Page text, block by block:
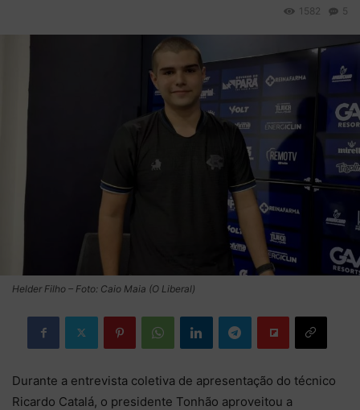
5
1582
Helder Filho – Foto: Caio Maia (O Liberal)
Durante a entrevista coletiva de apresentação do técnico
Ricardo Catalá, o presidente Tonhão aproveitou a